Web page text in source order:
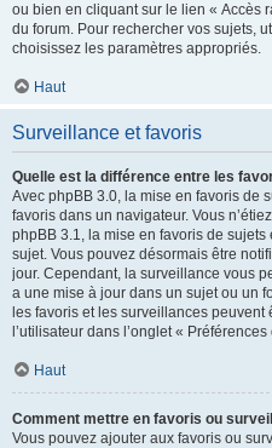
ou bien en cliquant sur le lien « Accès
du forum. Pour rechercher vos sujets,
choisissez les paramètres appropriés.
Haut
Surveillance et favoris
Quelle est la différence entre les
Avec phpBB 3.0, la mise en favoris de
favoris dans un navigateur. Vous
phpBB 3.1, la mise en favoris de
sujet. Vous pouvez désormais être
jour. Cependant, la surveillance vous
a une mise à jour dans un sujet ou un
les favoris et les surveillances
l’utilisateur dans l’onglet «
Haut
Comment mettre en favoris ou
Vous pouvez ajouter aux favoris ou